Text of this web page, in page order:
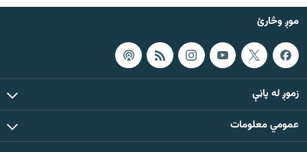
موږ وڅارئ
زموږ له پاڼې
عمومي معلومات